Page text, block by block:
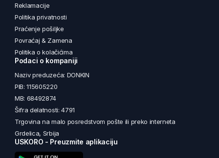
Reklamacije
Politika privatnosti
Praćenje pošiljke
Povraćaj & Zamena
Politika o kolačićima
Podaci o kompaniji
Naziv preduzeća: DONKIN
PIB: 115605220
MB: 68492874
Šifra delatnosti: 4791
Trgovina na malo posredstvom pošte ili preko interneta
Grdelica, Srbija
USKORO - Preuzmite aplikaciju